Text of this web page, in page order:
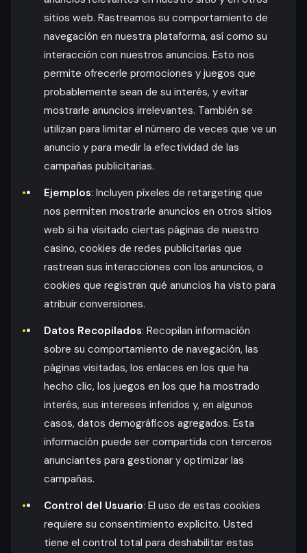
sitios web. Rastreamos su comportamiento de
navegación en nuestra plataforma, así como su
interacción con nuestros anuncios. Esto nos
permite ofrecerle promociones y juegos que
probablemente sean de su interés, y evitar
mostrarle anuncios irrelevantes. También se
utilizan para limitar el número de veces que ve un
anuncio y para medir la efectividad de las
campañas publicitarias.
Ejemplos: Incluyen píxeles de retargeting que
nos permiten mostrarle anuncios en otros sitios
web si ha visitado ciertas páginas de nuestro
casino, cookies de redes publicitarias que
rastrean sus interacciones con los anuncios, o
cookies que registran qué anuncios ha visto para
atribuir conversiones.
Datos Recopilados: Recopilan información
sobre su comportamiento de navegación, las
páginas visitadas, los enlaces en los que ha
hecho clic, los juegos en los que ha mostrado
interés, sus intereses inferidos y, en algunos
casos, datos demográficos agregados. Esta
información puede ser compartida con terceros
anunciantes para gestionar y optimizar las
campañas.
Control del Usuario: El uso de estas cookies
requiere su consentimiento explícito. Usted
tiene el control total para deshabilitar estas